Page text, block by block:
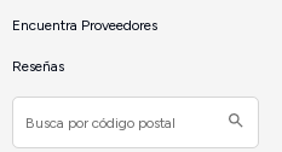
Encuentra Proveedores
Reseñas